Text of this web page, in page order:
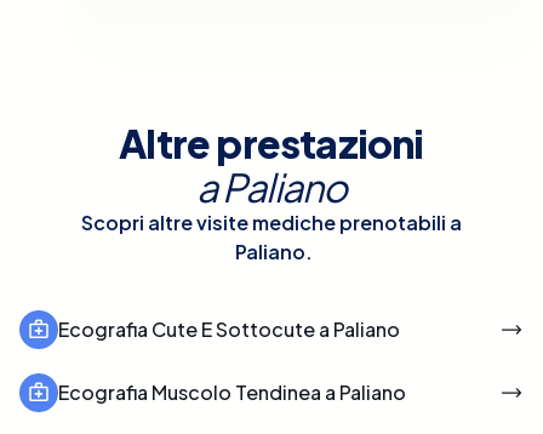
Altre prestazioni
aPaliano
Scopri altre visite mediche prenotabili a
Paliano.
Ecografia Cute E Sottocute a Paliano
Ecografia Muscolo Tendinea a Paliano